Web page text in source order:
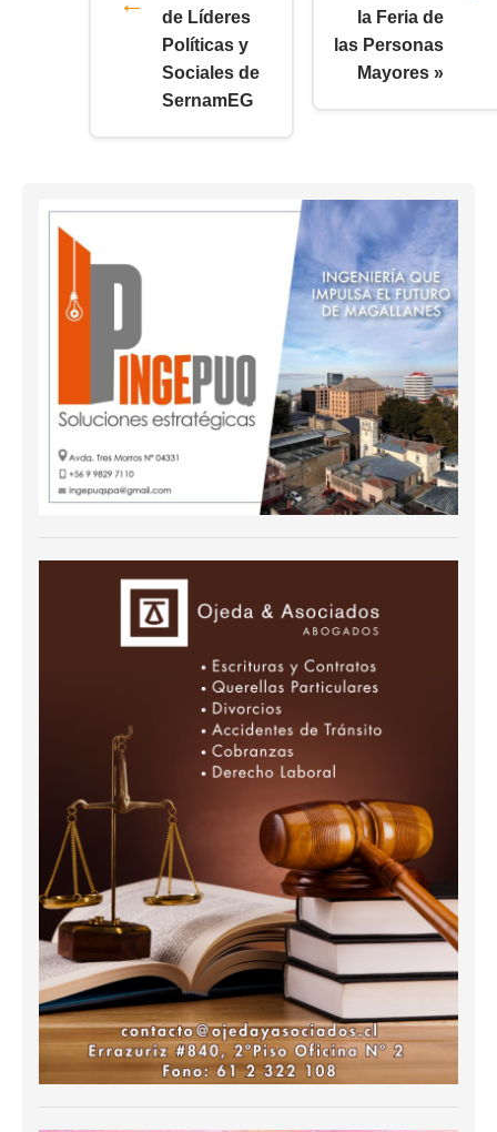
de Líderes
Políticas y
Sociales de
SernamEG
la Feria de
las Personas
Mayores »